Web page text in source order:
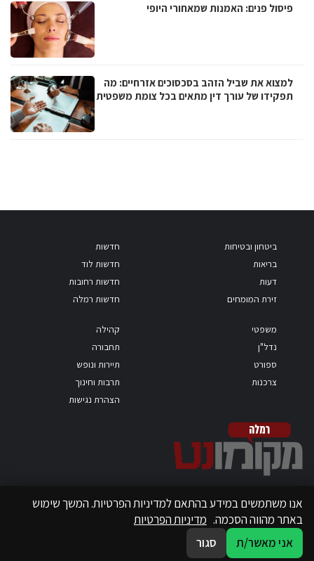
פיסול פנים: האמנות שמאחורי היופי
למצוא את שביל הזהב בסכסוכים אזרחיים: מה
תפקידו של עורך דין מתאים בכל צומת משפטית
ביטחון ובטיחות
בריאות
דעות
זירת המומחים
חדשות
חדשות לוד
חדשות רחובות
חדשות רמלה
משפטי
נדל"ן
ספורט
צרכנות
קהילה
תחבורה
תיירות ונופש
תרבות וחינוך
הצהרת נגישות
אנו משתמשים במידע בהתאם למדיניות הפרטיות. המשך שימוש
באתר מהווה הסכמה. מדיניות הפרטיות
אני מאשר/ת
סגור